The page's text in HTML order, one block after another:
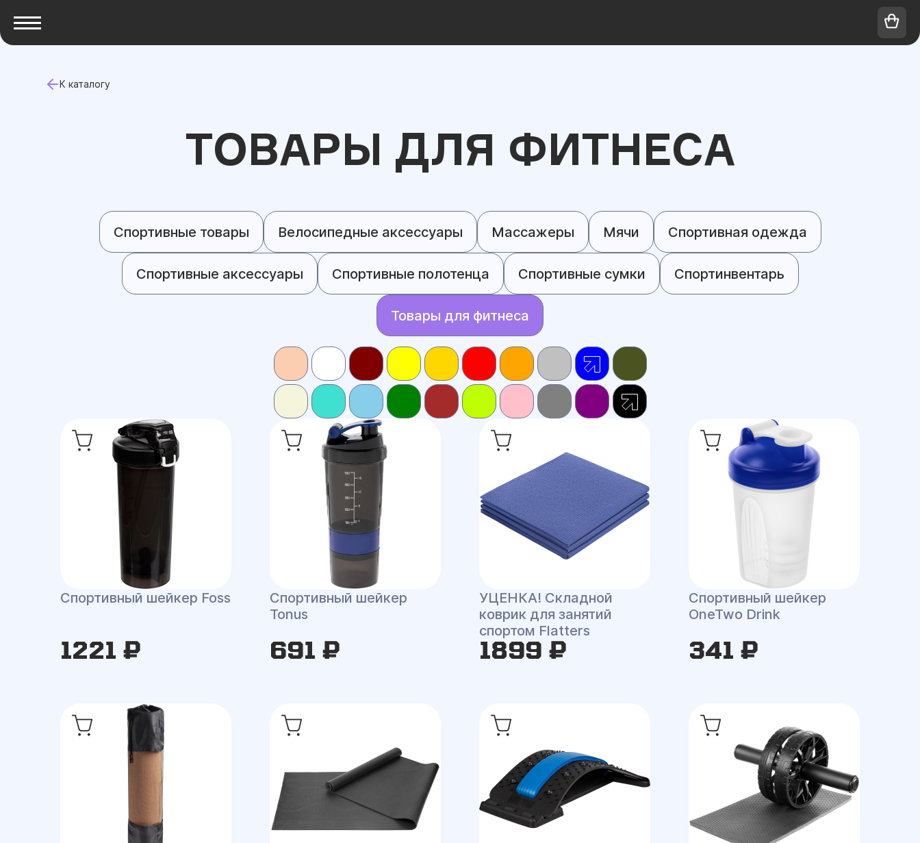
К каталогу
ТОВАРЫ ДЛЯ ФИТНЕСА
Спортивные товары Велосипедные аксессуары Массажеры Мячи Спортивная одежда
Спортивные аксессуары Спортивные полотенца Спортивные сумки Спортинвентарь
Товары для фитнеса
Спортивный шейкер Foss
1221 ₽
Спортивный шейкер
Tonus
691 ₽
УЦЕНКА! Складной
коврик для занятий
спортом Flatters
1899 ₽
Спортивный шейкер
OneTwo Drink
341 ₽